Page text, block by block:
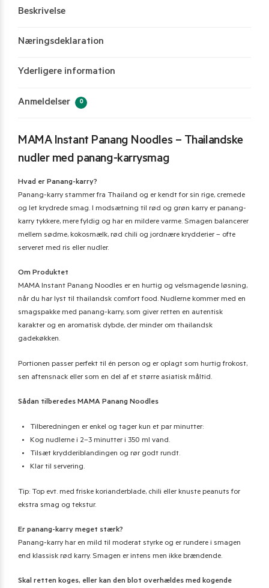
Beskrivelse
Næringsdeklaration
Yderligere information
Anmeldelser 0
MAMA Instant Panang Noodles – Thailandske
nudler med panang-karrysmag
Hvad er Panang-karry?
Panang-karry stammer fra Thailand og er kendt for sin rige, cremede
og let krydrede smag. I modsætning til rød og grøn karry er panang-
karry tykkere, mere fyldig og har en mildere varme. Smagen balancerer
mellem sødme, kokosmælk, rød chili og jordnære krydderier – ofte
serveret med ris eller nudler.
Om Produktet
MAMA Instant Panang Noodles er en hurtig og velsmagende løsning,
når du har lyst til thailandsk comfort food. Nudlerne kommer med en
smagspakke med panang-karry, som giver retten en autentisk
karakter og en aromatisk dybde, der minder om thailandsk
gadekøkken.
Portionen passer perfekt til én person og er oplagt som hurtig frokost,
sen aftensnack eller som en del af et større asiatisk måltid.
Sådan tilberedes MAMA Panang Noodles
Tilberedningen er enkel og tager kun et par minutter:
Kog nudlerne i 2–3 minutter i 350 ml vand.
Tilsæt krydderiblandingen og rør godt rundt.
Klar til servering.
Tip: Top evt. med friske korianderblade, chili eller knuste peanuts for
ekstra smag og tekstur.
Er panang-karry meget stærk?
Panang-karry har en mild til moderat styrke og er rundere i smagen
end klassisk rød karry. Smagen er intens men ikke brændende.
Skal retten koges, eller kan den blot overhældes med kogende